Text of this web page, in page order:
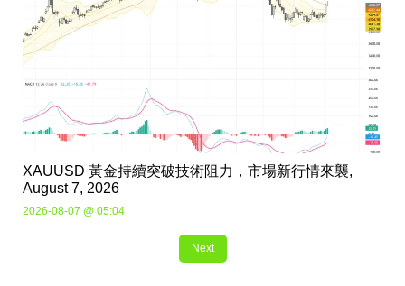
XAUUSD 黃金持續突破技術阻力，市場新行情來襲,
August 7, 2026
2026-08-07 @ 05:04
Next